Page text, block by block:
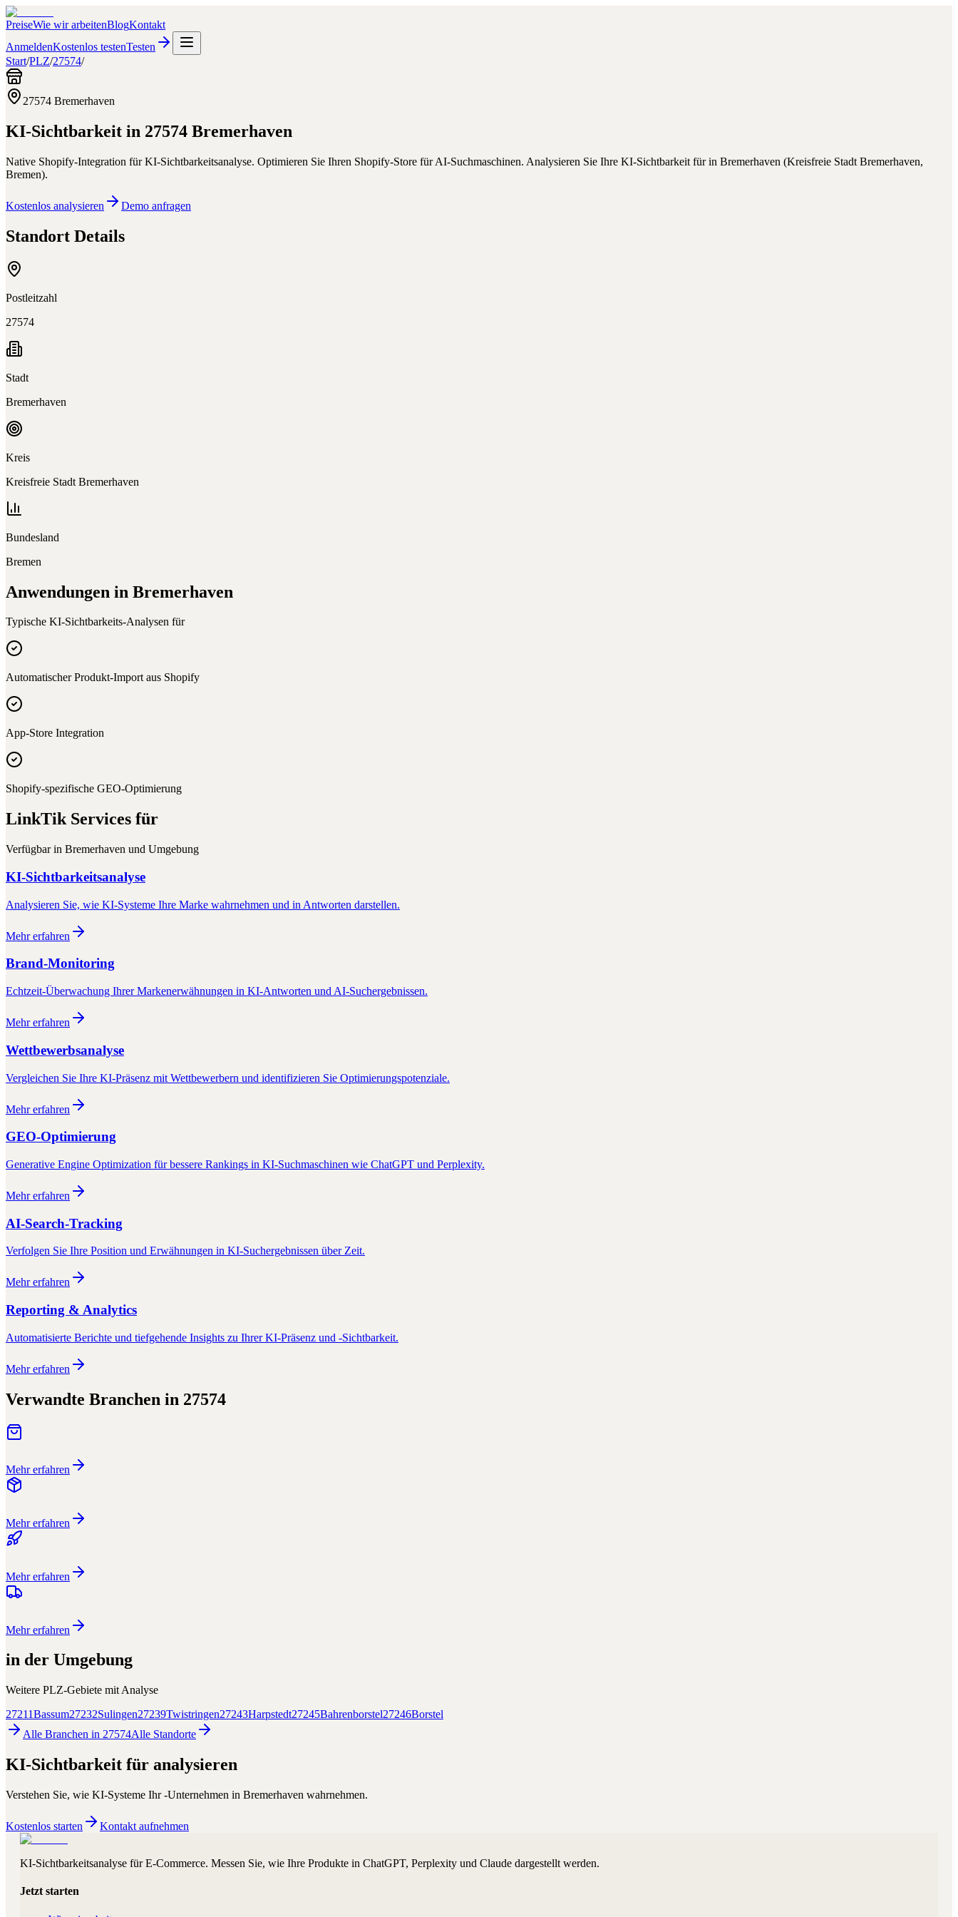
PreiseWie wir arbeitenBlogKontakt
AnmeldenKostenlos testenTesten
Start/PLZ/27574/
27574 Bremerhaven
KI-Sichtbarkeit in 27574 Bremerhaven
Native Shopify-Integration für KI-Sichtbarkeitsanalyse. Optimieren Sie Ihren Shopify-Store für AI-Suchmaschinen. Analysieren Sie Ihre KI-Sichtbarkeit fürin Bremerhaven (Kreisfreie Stadt Bremerhaven,
Bremen).
Kostenlos analysieren Demo anfragen
Standort Details
Postleitzahl
27574
Stadt
Bremerhaven
Kreis
Kreisfreie Stadt Bremerhaven
Bundesland
Bremen
Anwendungen in Bremerhaven
Typische KI-Sichtbarkeits-Analysen für
Automatischer Produkt-Import aus Shopify
App-Store Integration
Shopify-spezifische GEO-Optimierung
LinkTik Services für
Verfügbar in Bremerhaven und Umgebung
KI-Sichtbarkeitsanalyse
Analysieren Sie, wie KI-Systeme Ihre Marke wahrnehmen und in Antworten darstellen.
Mehr erfahren
Brand-Monitoring
Echtzeit-Überwachung Ihrer Markenerwähnungen in KI-Antworten und AI-Suchergebnissen.
Mehr erfahren
Wettbewerbsanalyse
Vergleichen Sie Ihre KI-Präsenz mit Wettbewerbern und identifizieren Sie Optimierungspotenziale.
Mehr erfahren
GEO-Optimierung
Generative Engine Optimization für bessere Rankings in KI-Suchmaschinen wie ChatGPT und Perplexity.
Mehr erfahren
AI-Search-Tracking
Verfolgen Sie Ihre Position und Erwähnungen in KI-Suchergebnissen über Zeit.
Mehr erfahren
Reporting & Analytics
Automatisierte Berichte und tiefgehende Insights zu Ihrer KI-Präsenz und -Sichtbarkeit.
Mehr erfahren
Verwandte Branchen in 27574
Mehr erfahren
Mehr erfahren
Mehr erfahren
Mehr erfahren
in der Umgebung
Weitere PLZ-Gebiete mit Analyse
27211Bassum27232Sulingen27239Twistringen27243Harpstedt27245Bahrenborstel27246Borstel
Alle Branchen in 27574Alle Standorte
KI-Sichtbarkeit für analysieren
Verstehen Sie, wie KI-Systeme Ihr-Unternehmen in Bremerhaven wahrnehmen.
Kostenlos starten Kontakt aufnehmen
KI-Sichtbarkeitsanalyse für E-Commerce. Messen Sie, wie Ihre Produkte in ChatGPT, Perplexity und Claude dargestellt werden.
Jetzt starten